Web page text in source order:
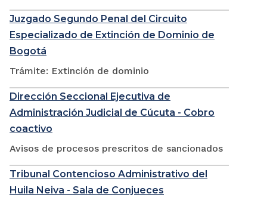
Juzgado Segundo Penal del Circuito
Especializado de Extinción de Dominio de
Bogotá
Trámite: Extinción de dominio
Dirección Seccional Ejecutiva de
Administración Judicial de Cúcuta - Cobro
coactivo
Avisos de procesos prescritos de sancionados
Tribunal Contencioso Administrativo del
Huila Neiva - Sala de Conjueces